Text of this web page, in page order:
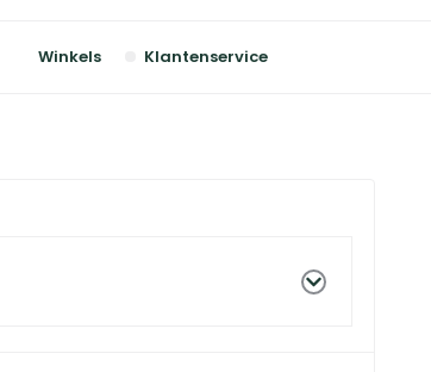
Winkels Klantenservice